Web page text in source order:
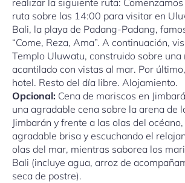
realizar la siguiente ruta:
ruta sobre las 14:00 para visitar en
Bali, la playa de Padang-Padang,
“Come, Reza, Ama”. A continuación,
Templo Uluwatu, construido sobre una
acantilado con vistas al mar. Por
hotel. Resto del día libre. Alojamiento.
Opcional: Cena de mariscos en
una agradable cena sobre la arena de
Jimbarán y frente a las olas del
agradable brisa y escuchando el
olas del mar, mientras saborea los
Bali (incluye agua, arroz de
seca de postre).